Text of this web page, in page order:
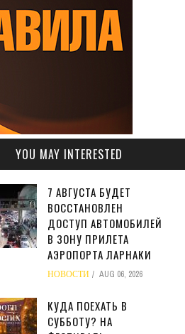
YOU MAY INTERESTED
7 АВГУСТА БУДЕТ
ВОССТАНОВЛЕН
ДОСТУП АВТОМОБИЛЕЙ
В ЗОНУ ПРИЛЕТА
АЭРОПОРТА ЛАРНАКИ
НОВОСТИ AUG 06, 2026
КУДА ПОЕХАТЬ В
СУББОТУ? НА
US